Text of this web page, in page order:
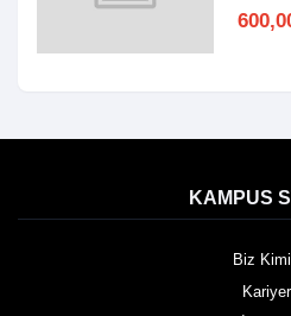
KAMPUS
Biz
Kariyer